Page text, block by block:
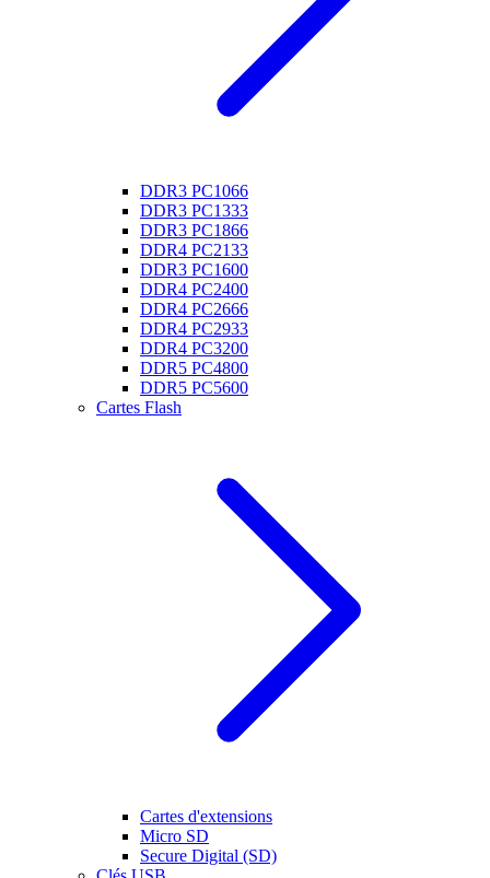
DDR3 PC1066
DDR3 PC1333
DDR3 PC1866
DDR4 PC2133
DDR3 PC1600
DDR4 PC2400
DDR4 PC2666
DDR4 PC2933
DDR4 PC3200
DDR5 PC4800
DDR5 PC5600
Cartes Flash
Cartes d'extensions
Micro SD
Secure Digital (SD)